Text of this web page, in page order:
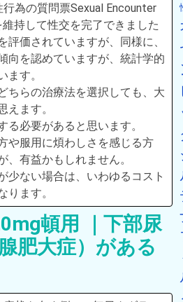
為の質問票Sexual Encounter
持して性交を完了できました
評価されていますが、同様に、
向を認めていますが、統計学的
ます。
ちらの治療法を選択しても、大
えます。
る必要があると思います。
や服用に煩わしさを感じる方
、有益かもしれません。
少ない場合は、いわゆるコスト
ります。
頓用 ｜下部尿
肥大症）がある